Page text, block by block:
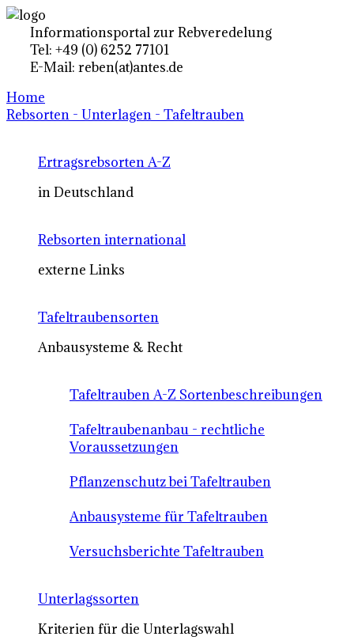
Informationsportal zur Rebveredelung
Tel: +49 (0) 6252 77101
E-Mail: reben(at)antes.de
Home
Rebsorten - Unterlagen - Tafeltrauben
Ertragsrebsorten A-Z
in Deutschland
Rebsorten international
externe Links
Tafeltraubensorten
Anbausysteme & Recht
Tafeltrauben A-Z Sortenbeschreibungen
Tafeltraubenanbau - rechtliche
Voraussetzungen
Pflanzenschutz bei Tafeltrauben
Anbausysteme für Tafeltrauben
Versuchsberichte Tafeltrauben
Unterlagssorten
Kriterien für die Unterlagswahl